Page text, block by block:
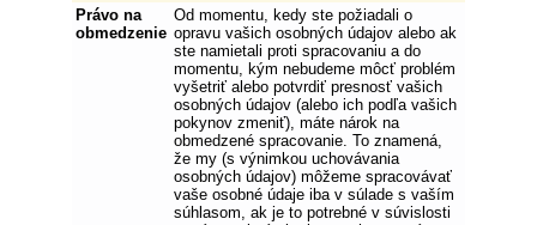
Právo na
obmedzenie
Od momentu, kedy ste požiadali o
opravu vašich osobných údajov alebo ak
ste namietali proti spracovaniu a do
momentu, kým nebudeme môcť problém
vyšetriť alebo potvrdiť presnosť vašich
osobných údajov (alebo ich podľa vašich
pokynov zmeniť), máte nárok na
obmedzené spracovanie. To znamená,
že my (s výnimkou uchovávania
osobných údajov) môžeme spracovávať
vaše osobné údaje iba v súlade s vaším
súhlasom, ak je to potrebné v súvislosti